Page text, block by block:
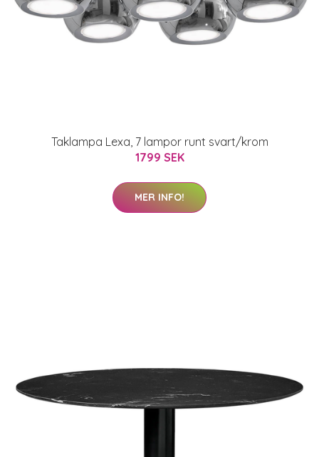
Taklampa Lexa, 7 lampor runt svart/krom
1799 SEK
MER INFO!